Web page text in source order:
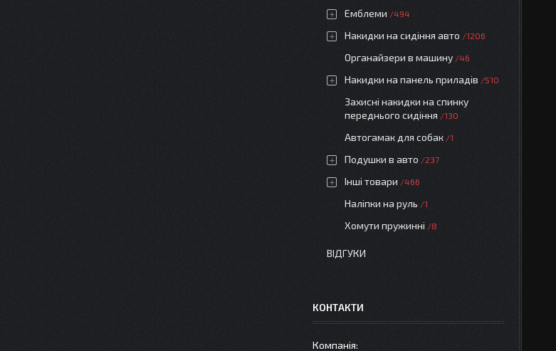
Емблеми 494
Накидки на сидіння авто 1206
Органайзери в машину 46
Накидки на панель приладів 510
Захисні накидки на спинку
переднього сидіння
130
Автогамак для собак 1
Подушки в авто 237
Інші товари 466
Наліпки на руль 1
Хомути пружинні 8
ВІДГУКИ
КОНТАКТИ